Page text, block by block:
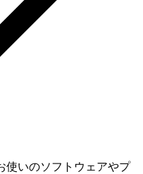
いのソフトウェアやプ